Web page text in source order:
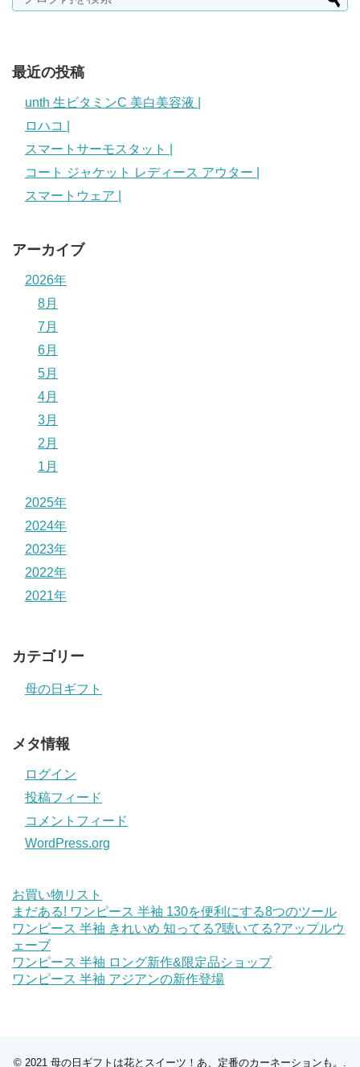
最近の投稿
unth 生ビタミンC 美白美容液 |
ロハコ |
スマートサーモスタット |
コート ジャケット レディース アウター |
スマートウェア |
アーカイブ
2026年
8月
7月
6月
5月
4月
3月
2月
1月
2025年
2024年
2023年
2022年
2021年
カテゴリー
母の日ギフト
メタ情報
ログイン
投稿フィード
コメントフィード
WordPress.org
お買い物リスト
まだある! ワンピース 半袖 130を便利にする8つのツール
ワンピース 半袖 きれいめ 知ってる?聴いてる?アップルウ
ェーブ
ワンピース 半袖 ロング新作&限定品ショップ
ワンピース 半袖 アジアンの新作登場
© 2021 母の日ギフトは花とスイーツ！あ、定番のカーネーションも。